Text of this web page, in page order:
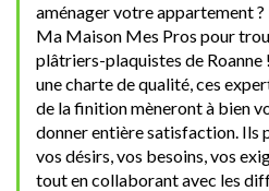
aménager votre appartement
Ma Maison Mes Pros pour
plâtriers-plaquistes de Roanne
une charte de qualité, ces
de la finition mèneront à bien
donner entière satisfaction. Ils
vos désirs, vos besoins, vos
tout en collaborant avec les